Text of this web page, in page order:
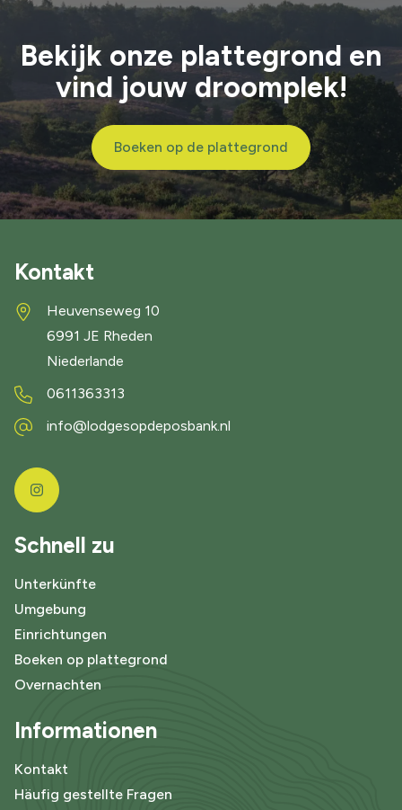
Bekijk onze plattegrond en
vind jouw droomplek!
Boeken op de plattegrond
Kontakt
Heuvenseweg 10
6991 JE Rheden
Niederlande
0611363313
info@lodgesopdeposbank.nl
Schnell zu
Unterkünfte
Umgebung
Einrichtungen
Boeken op plattegrond
Overnachten
Informationen
Kontakt
Häufig gestellte Fragen